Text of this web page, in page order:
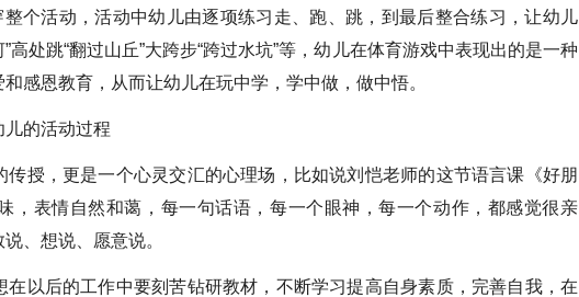
整个活动，活动中幼儿由逐项练习走、跑、跳，到最后整合练习，让幼儿
高处跳“翻过山丘”大跨步“跨过水坑”等，幼儿在体育游戏中表现出的是一种
感恩教育，从而让幼儿在玩中学，学中做，做中悟。
儿的活动过程
授，更是一个心灵交汇的心理场，比如说刘恺老师的这节语言课《好朋
，表情自然和蔼，每一句话语，每一个眼神，每一个动作，都感觉很亲
、想说、愿意说。
以后的工作中要刻苦钻研教材，不断学习提高自身素质，完善自我，在